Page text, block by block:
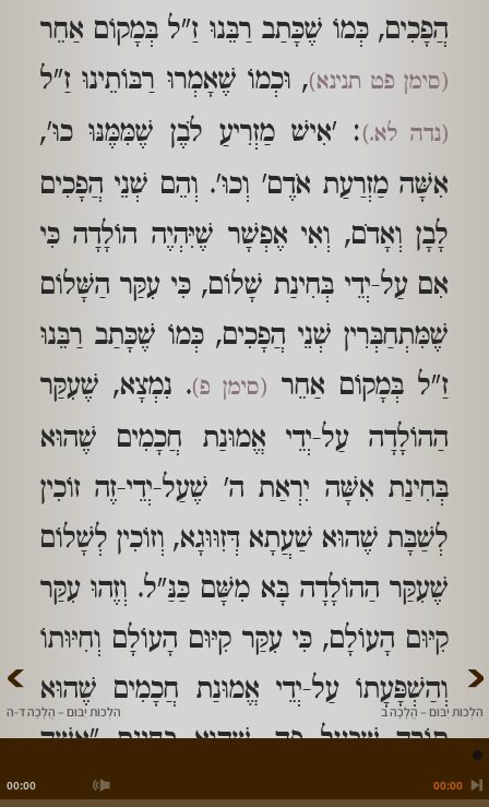
הֲפָכִים, כְּמוֹ שֶׁכָּתַב רַבֵּנוּ זַ"ל בְּמָקוֹם אַחֵר
(סימן פט תנינא), וּכְמוֹ שֶׁאָמְרוּ רַבּוֹתֵינוּ זַ"ל
(נדה לא.): 'אִישׁ מַזְרִיעַ לֹבֶן שֶׁמִּמֶּנּוּ כוּ',
אִשָּׁה מַזְרַעַת אֹדֶם' וְכוּ'. וְהֵם שְׁנֵי הֲפָכִים
לָבָן וְאָדֹם, וְאִי אֶפְשָׁר שֶׁיִּהְיֶה הוֹלָדָה כִּי
אִם עַל-יְדֵי בְּחִינַת שָׁלוֹם, כִּי עִקַּר הַשָּׁלוֹם
שֶׁמִּתְחַבְּרִין שְׁנֵי הֲפָכִים, כְּמוֹ שֶׁכָּתַב רַבֵּנוּ
זַ"ל בְּמָקוֹם אַחֵר (סימן פ). נִמְצָא, שֶׁעִקַּר
הַהוֹלָדָה עַל-יְדֵי אֱמוּנַת חֲכָמִים שֶׁהוּא
בְּחִינַת אִשָּׁה יִרְאַת ה' שֶׁעַל-יְדֵי-זֶה זוֹכִין
לְשַׁבָּת שֶׁהוּא שַׁעֲתָא דְּזִוּוּגָא, וְזוֹכִין לְשָׁלוֹם
שֶׁעִקַּר הַהוֹלָדָה בָּא מִשָּׁם כַּנַּ"ל. וְזֶהוּ עִקַּר
קִיּוּם הָעוֹלָם, כִּי עִקַּר קִיּוּם הָעוֹלָם וְחִיּוּתוֹ
וְהַשְׁפָּעָתוֹ עַל-יְדֵי אֱמוּנַת חֲכָמִים שֶׁהוּא
תּוֹרָה שֶׁבְּעַל פֶּה, שֶׁהוּא בְּחִינַת "אִשָּׁה
יִרְאַת ה'", שֶׁהוּא בְּחִינַת מַלְכוּת שֶׁמַּנְהִיג
<
הִלְכוֹת יִבּוּם – הֲלָכָה ב
>
הִלְכוֹת יִבּוּם – הֲלָכָה ד-ה
00:00
00:00